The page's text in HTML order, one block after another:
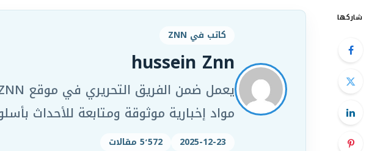
شاركها
كاتب في ZNN
hussein Znn
مواد إخبارية موثوقة ومتابعة للأحداث
2025-12-23 5٬572 مقالات